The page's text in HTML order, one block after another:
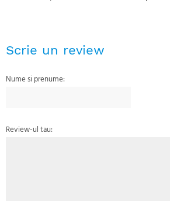
Scrie un review
Nume si prenume:
Review-ul tau: